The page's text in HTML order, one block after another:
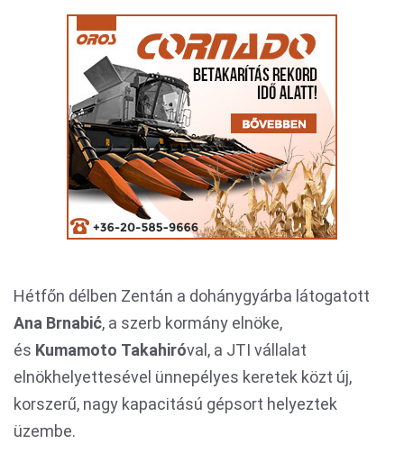
Hétfőn délben Zentán a dohánygyárba látogatott
Ana Brnabić, a szerb kormány elnöke,
és Kumamoto Takahiróval, a JTI vállalat
elnökhelyettesével ünnepélyes keretek közt új,
korszerű, nagy kapacitású gépsort helyeztek
üzembe.